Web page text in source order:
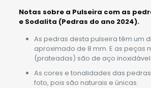
Notas sobre a Pulseira com as
e Sodalita (Pedras do ano 2024).
As pedras desta pulseira têm um
aproximado de 8 mm. E as peças
(prateadas) são de aço inoxidável.
As cores e tonalidades das
foto, pois são naturais e únicas.